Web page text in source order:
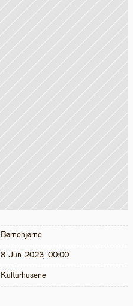
Børnehjørne
8 Jun 2023, 00:00
Kulturhusene